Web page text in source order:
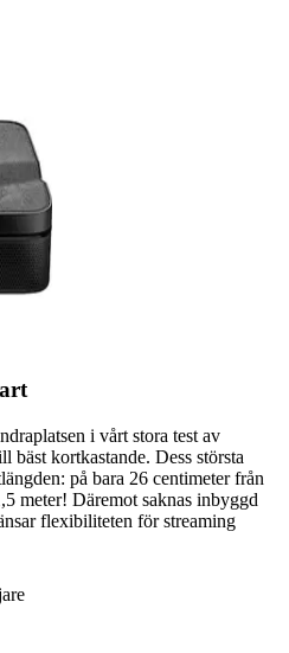
i vårt stora test av
bäst kortkastande. Dess största
på bara 26 centimeter från
meter! Däremot saknas inbyggd
flexibiliteten för streaming